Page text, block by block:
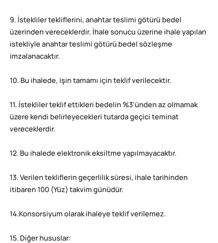
9. İstekliler tekliflerini, anahtar teslimi götürü bedel
üzerinden vereceklerdir. İhale sonucu üzerine ihale yapılan
istekliyle anahtar teslimi götürü bedel sözleşme
imzalanacaktır.
10. Bu ihalede, işin tamamı için teklif verilecektir.
11. İstekliler teklif ettikleri bedelin %3’ünden az olmamak
üzere kendi belirleyecekleri tutarda geçici teminat
vereceklerdir.
12. Bu ihalede elektronik eksiltme yapılmayacaktır.
13. Verilen tekliflerin geçerlilik süresi, ihale tarihinden
itibaren 100 (Yüz) takvim günüdür.
14.Konsorsiyum olarak ihaleye teklif verilemez.
15. Diğer hususlar: